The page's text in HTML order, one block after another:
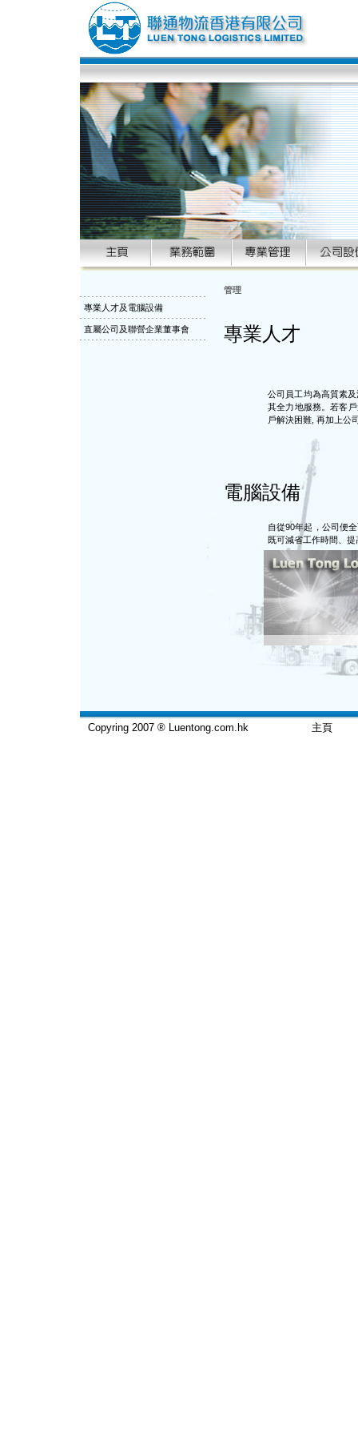
專業人才及電腦設備
直屬公司及聯營企業董事會
管理
專業人才
公司員工均為高質素
其全力地服務。若客
戶解決困難, 再加上公
電腦設備
自從90年起，公司便
既可減省工作時間、
Copyring 2007 ® Luentong.com.hk 主頁